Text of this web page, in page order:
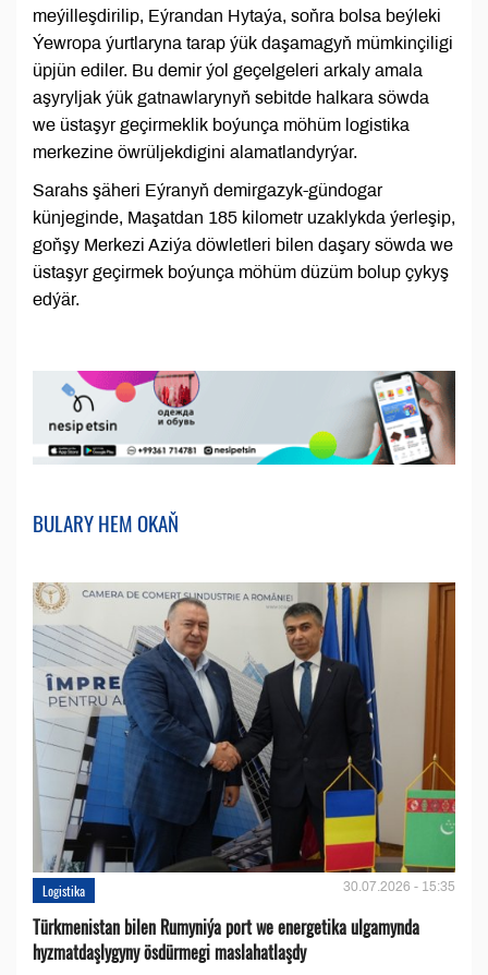
meýilleşdirilip, Eýrandan Hytaýa, soňra bolsa beýleki
Ýewropa ýurtlaryna tarap ýük daşamagyň mümkinçiligi
üpjün ediler. Bu demir ýol geçelgeleri arkaly amala
aşyryljak ýük gatnawlarynyň sebitde halkara söwda
we üstaşyr geçirmeklik boýunça möhüm logistika
merkezine öwrüljekdigini alamatlandyrýar.
Sarahs şäheri Eýranyň demirgazyk-gündogar
künjeginde, Maşatdan 185 kilometr uzaklykda ýerleşip,
goňşy Merkezi Aziýa döwletleri bilen daşary söwda we
üstaşyr geçirmek boýunça möhüm düzüm bolup çykyş
edýär.
BULARY HEM OKAŇ
Logistika 30.07.2026 - 15:35
Türkmenistan bilen Rumyniýa port we energetika ulgamynda
hyzmatdaşlygyny ösdürmegi maslahatlaşdy